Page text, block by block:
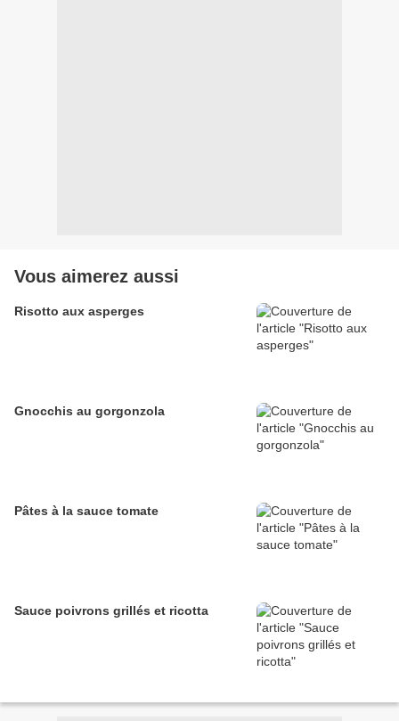
Vous aimerez aussi
Risotto aux asperges
Gnocchis au gorgonzola
Pâtes à la sauce tomate
Sauce poivrons grillés et ricotta